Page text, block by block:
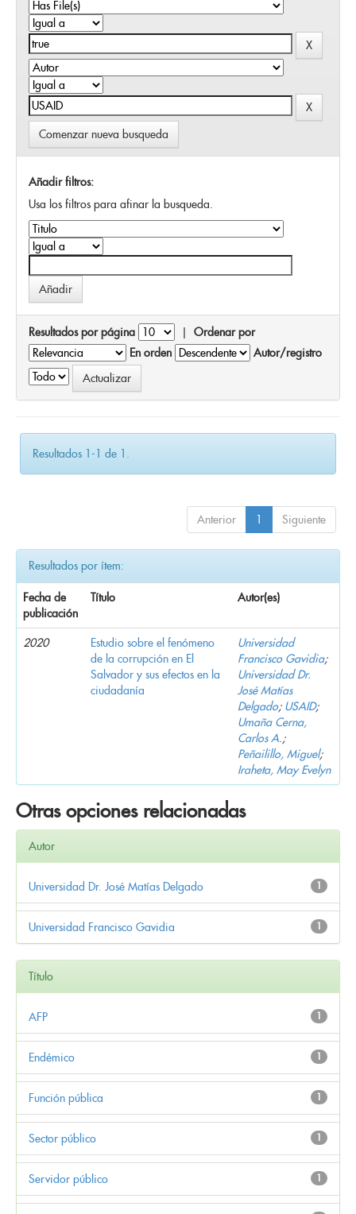
Comenzar nueva busqueda
Añadir filtros:
Usa los filtros para afinar la busqueda.
Resultados por página | Ordenar por
En orden
Autor/registro
Resultados 1-1 de 1.
Anterior 1 Siguiente
Resultados por ítem:
Fecha de
publicación
Título Autor(es)
2020
Estudio sobre el fenómeno
de la corrupción en El
Salvador y sus efectos en la
ciudadanía
Universidad
Francisco Gavidia;
Universidad Dr.
José Matías
Delgado; USAID;
Umaña Cerna,
Carlos A.;
Peñailillo, Miguel;
Iraheta, May Evelyn
Otras opciones relacionadas
Autor
1
Universidad Dr. José Matías Delgado
1
Universidad Francisco Gavidia
Título
1
AFP
1
Endémico
1
Función pública
1
Sector público
1
Servidor público